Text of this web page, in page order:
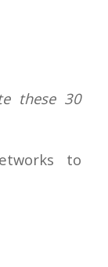
these 30
to